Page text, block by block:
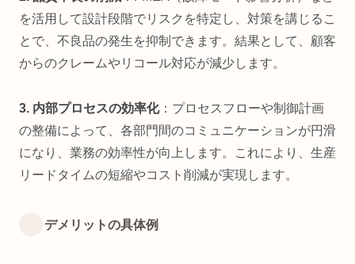
を活用して設計段階でリスクを特定し、対策を講じるこ
とで、不良品の発生を抑制できます。結果として、顧客
からのクレームやリコール対応が減少します。
3. 内部プロセスの効率化：プロセスフローや制御計画
の整備によって、各部門間のコミュニケーションが円滑
になり、業務の効率性が向上します。これにより、生産
リードタイムの短縮やコスト削減が実現します。
デメリットの具体例